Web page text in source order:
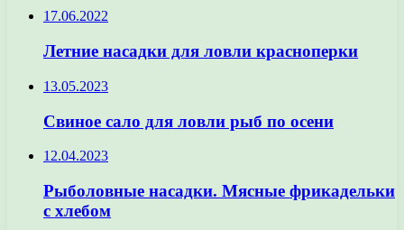
17.06.2022
Летние насадки для ловли красноперки
13.05.2023
Свиное сало для ловли рыб по осени
12.04.2023
Рыболовные насадки. Мясные фрикадельки
с хлебом